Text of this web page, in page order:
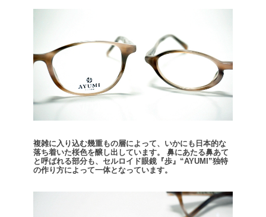
複雑に入り込む幾重もの層によって、いかにも日本的な
落ち着いた桜色を醸し出しています。
鼻にあたる鼻あて
と呼ばれる部分も、セルロイド眼鏡『歩』“AYUMI”独特
の作り方によって一体となっています。